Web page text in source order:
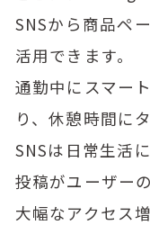
SNSから商品ペ
活用できます。
通勤中にスマー
り、休憩時間に
SNSは日常生活
投稿がユーザー
大幅なアクセス